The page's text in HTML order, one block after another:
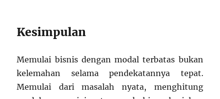
Kesimpulan
Memulai bisnis dengan modal terbatas bukan
kelemahan selama pendekatannya tepat.
Memulai dari masalah nyata, menghitung